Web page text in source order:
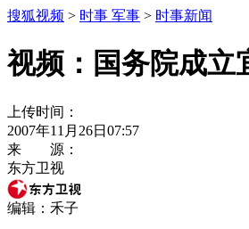
搜狐视频 > 时事 军事 > 时事新闻
视频：国务院成立
上传时间：
2007年11月26日07:57
来 源：
东方卫视
编辑：禾子